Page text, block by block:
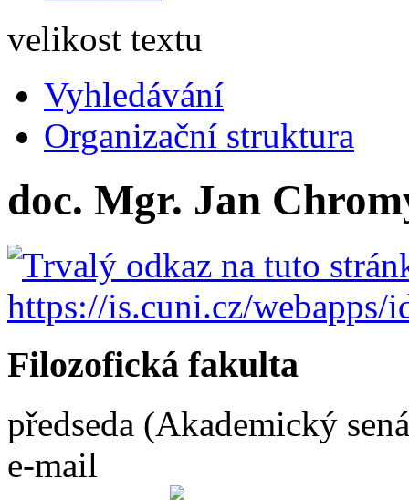
velikost textu
Vyhledávání
Organizační struktura
doc. Mgr. Jan
Filozofická fakulta
předseda (Akademický
e-mail